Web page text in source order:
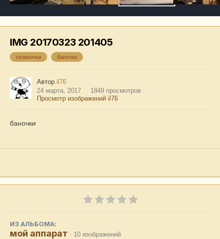
IMG 20170323 201405
скланочки баночки
Автор il76
24 марта, 2017
1849 просмотров
Просмотр изображений il76
баночки
ИЗ АЛЬБОМА:
мой аппарат · 10 изображений